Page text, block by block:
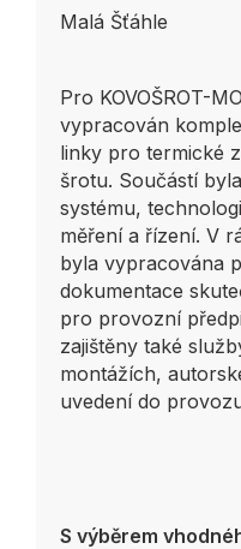
Malá Šťáhle
Pro KOVOŠROT-
vypracován
linky pro termické
šrotu. Součástí
systému,
měření a řízení. V
byla vypracována
dokumentace
pro provozní
zajištěny také
montážích,
uvedení do
S výběrem